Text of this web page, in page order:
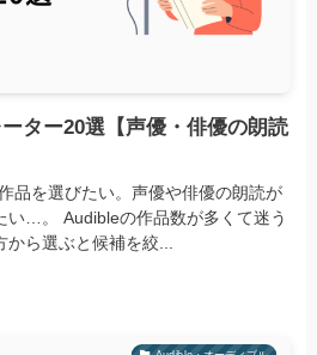
ター20選【声優・俳優の朗読
品を選びたい。声優や俳優の朗読が
い…。 Audibleの作品数が多くて迷う
から選ぶと候補を絞...